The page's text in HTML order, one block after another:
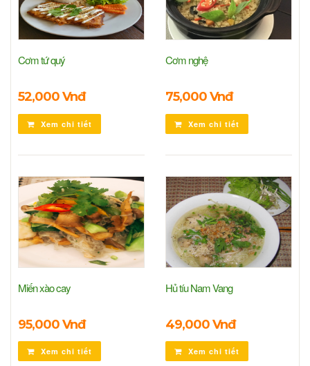
Cơm tứ quý
52,000 Vnđ
Xem chi tiết
Cơm nghệ
75,000 Vnđ
Xem chi tiết
Miến xào cay
95,000 Vnđ
Xem chi tiết
Hủ tíu Nam Vang
49,000 Vnđ
Xem chi tiết